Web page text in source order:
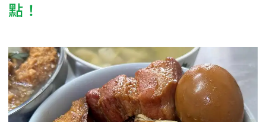
點！